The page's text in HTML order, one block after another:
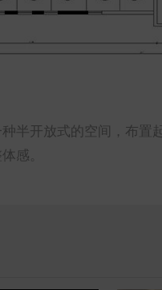
半开放式的空间，布
感。